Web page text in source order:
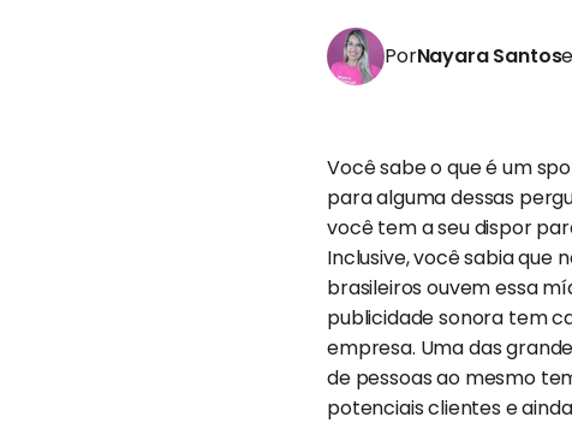
PorNayara Santos
Você sabe o que é um
para alguma dessas
você tem a seu dispor
Inclusive, você sabia que
brasileiros ouvem essa
publicidade sonora tem
empresa. Uma das
de pessoas ao mesmo
potenciais clientes e